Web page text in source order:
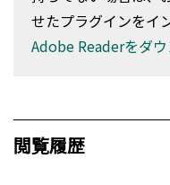
せたプラグインをイ
Adobe Readerをダ
閲覧履歴